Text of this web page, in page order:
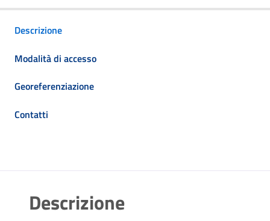
Descrizione
Modalità di accesso
Georeferenziazione
Contatti
Descrizione